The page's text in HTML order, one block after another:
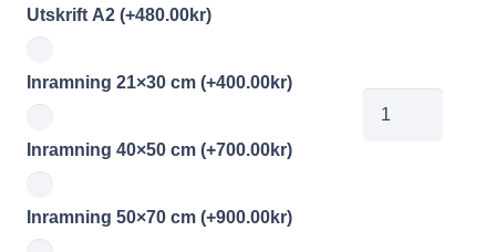
Utskrift A2 (+480.00kr)
Inramning 21×30 cm (+400.00kr)
Inramning 40×50 cm (+700.00kr)
Inramning 50×70 cm (+900.00kr)